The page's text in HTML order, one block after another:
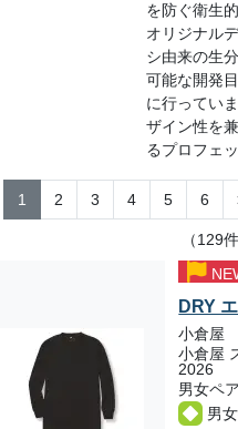
を防ぐ衛生
オリジナル
シ由来の生
可能な開発
に行ってい
ザイン性を
るプロフェ
1 2 3 4 5 6
（129
DRY
小倉屋
小倉屋
2026
男女ペア
男